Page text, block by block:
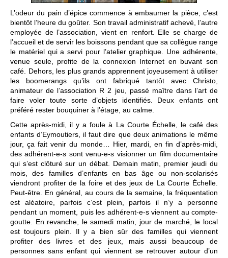
L’odeur du pain d’épice commence à embaumer la pièce, c’est
bientôt l’heure du goûter. Son travail administratif achevé, l’autre
employée de l’association, vient en renfort. Elle se charge de
l’accueil et de servir les boissons pendant que sa collègue range
le matériel qui a servi pour l’atelier graphique. Une adhérente,
venue seule, profite de la connexion Internet en buvant son
café. Dehors, les plus grands apprennent joyeusement à utiliser
les boomerangs qu’ils ont fabriqué tantôt avec Christo,
animateur de l’association R 2 jeu, passé maître dans l’art de
faire voler toute sorte d’objets identifiés. Deux enfants ont
préféré rester bouquiner à l’étage, au calme.
Cette après-midi, il y a foule à La Courte Échelle, le café des
enfants d’Eymoutiers, il faut dire que deux animations le même
jour, ça fait venir du monde… Hier, mardi, en fin d’après-midi,
des adhérent-e-s sont venu-e-s visionner un film documentaire
qui s’est clôturé sur un débat. Demain matin, premier jeudi du
mois, des familles d’enfants en bas âge ou non-scolarisés
viendront profiter de la foire et des jeux de La Courte Échelle.
Peut-être. En général, au cours de la semaine, la fréquentation
est aléatoire, parfois c’est plein, parfois il n’y a personne
pendant un moment, puis les adhérent-e-s viennent au compte-
goutte. En revanche, le samedi matin, jour de marché, le local
est toujours plein. Il y a bien sûr des familles qui viennent
profiter des livres et des jeux, mais aussi beaucoup de
personnes sans enfant qui viennent se retrouver autour d’un